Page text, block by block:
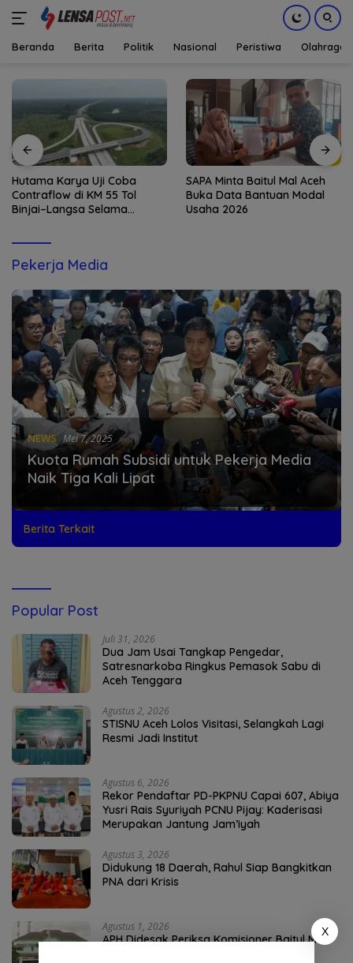
konten
Beranda Berita Politik Nasional Peristiwa Olahraga
Hutama Karya Uji Coba
Contraflow di KM 55 Tol
Binjai–Langsa Selama
SAPA Minta Baitul Mal Aceh
Buka Data Bantuan Modal
Usaha 2026
Pekerja Media
NEWS Mei 7, 2025
Kuota Rumah Subsidi untuk Pekerja Media
Naik Tiga Kali Lipat
Berita Terkait
Popular Post
Juli 31, 2026
Dua Jam Usai Tangkap Pengedar,
Satresnarkoba Ringkus Pemasok Sabu di
Aceh Tenggara
Agustus 2, 2026
STISNU Aceh Lolos Visitasi, Selangkah Lagi
Resmi Jadi Institut
Agustus 6, 2026
Rekor Pendaftar PD-PKPNU Capai 607, Abiya
Yusri Rais Syuriyah PCNU Pijay: Kaderisasi
Merupakan Jantung Jam’iyah
Agustus 3, 2026
Didukung 18 Daerah, Rahul Siap Bangkitkan
PNA dari Krisis
Agustus 1, 2026
APH Didesak Periksa Komisioner Baitul Mal
X